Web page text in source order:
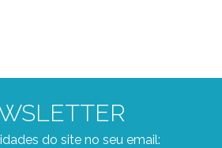
do site no seu email: